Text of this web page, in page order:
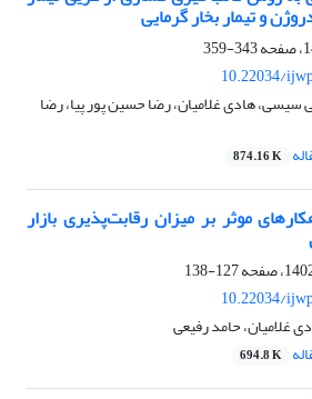
و تیمار بخار گرمایی
343-359
10.22034/
هادی غلامیان، رضا حسین پور پیا، رضا
874.16 K
موثر بر میزان رقابت‌پذیری بازار
127-138
10.22034/
غلامیان، حامد رفیعی
694.8 K